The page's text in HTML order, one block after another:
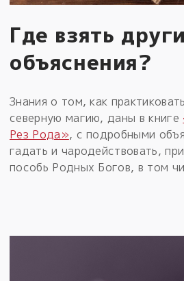
Где взять
объяснения?
Знания о том, как
северную магию, даны в книге
Рез Рода», с подробными
гадать и чародействовать,
пособь Родных Богов, в том